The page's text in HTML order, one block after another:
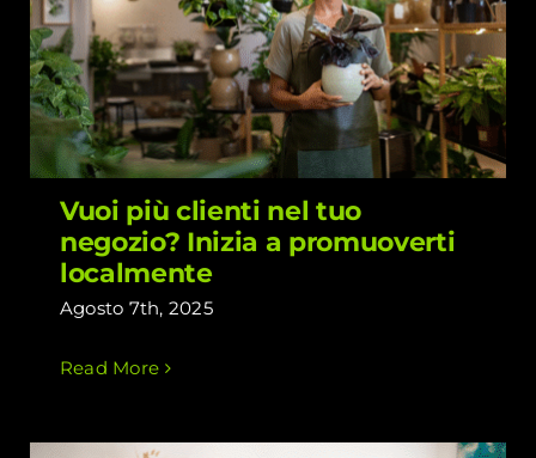
Vuoi più clienti nel tuo negozio? Inizia
a promuoverti localmente
Vuoi più clienti nel tuo
negozio? Inizia a promuoverti
localmente
Agosto 7th, 2025
Read More